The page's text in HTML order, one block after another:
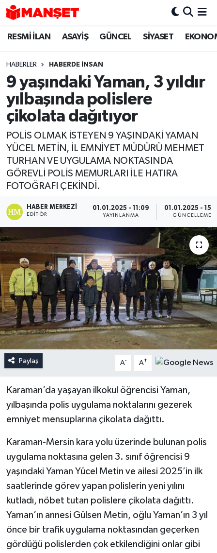
RESMİ İLAN ASAYİŞ GÜNCEL SİYASET
HABERLER HABERDE INSAN
9 yaşındaki Yaman, 3 yıldır
yılbaşında polislere
çikolata dağıtıyor
POLİS OLMAK İSTEYEN 9 YAŞINDAKİ YAMAN
YÜCEL METİN, İL EMNİYET MÜDÜRÜ MEHMET
TURHAN VE UYGULAMA NOKTASINDA
GÖREVLİ POLİS MEMURLARI İLE HATIRA
FOTOĞRAFI ÇEKİNDİ.
HABER MERKEZI
EDITÖR
01.01.2025 - 11:09
YAYINLANMA
01.01.2025 -
GÜNCELLEME
Paylaş A- A+
Karaman’da yaşayan ilkokul öğrencisi Yaman,
yılbaşında polis uygulama noktalarını gezerek
emniyet mensuplarına çikolata dağıttı.
Karaman-Mersin kara yolu üzerinde bulunan polis
uygulama noktasına gelen 3. sınıf öğrencisi 9
yaşındaki Yaman Yücel Metin ve ailesi 2025’in ilk
saatlerinde görev yapan polislerin yeni yılını
kutladı, nöbet tutan polislere çikolata dağıttı.
Yaman’ın annesi Gülsen Metin, oğlu Yaman’ın 3 yıl
önce bir trafik uygulama noktasından geçerken
gördüğü polislerden çok etkilendiğini onlar gibi
Hava Durumu
Trafik Durumu
Süper Lig Puan Durumu ve Fikstür
Tüm Manşetler
Son Dakika Haberleri
Haber Arşivi